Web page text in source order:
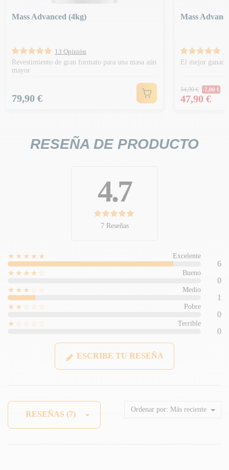
Mass Advanced (4kg)
13 Opinión
Revestimiento de gran formato para una masa aún
mayor
Precio
79,90 €
Mass
El mejor
Precio
54,90 € -7,00 €
Precio
47,90 €
RESEÑA DE PRODUCTO
4.7
7 Reseñas
★★★★★ Excelente
6
★★★★☆
Bueno
0
★★★☆☆
Medio
1
★★☆☆☆
Pobre
0
★☆☆☆☆
Terrible
0
ESCRIBE TU RESEÑA
RESEÑAS (7)
Ordenar por: Más reciente